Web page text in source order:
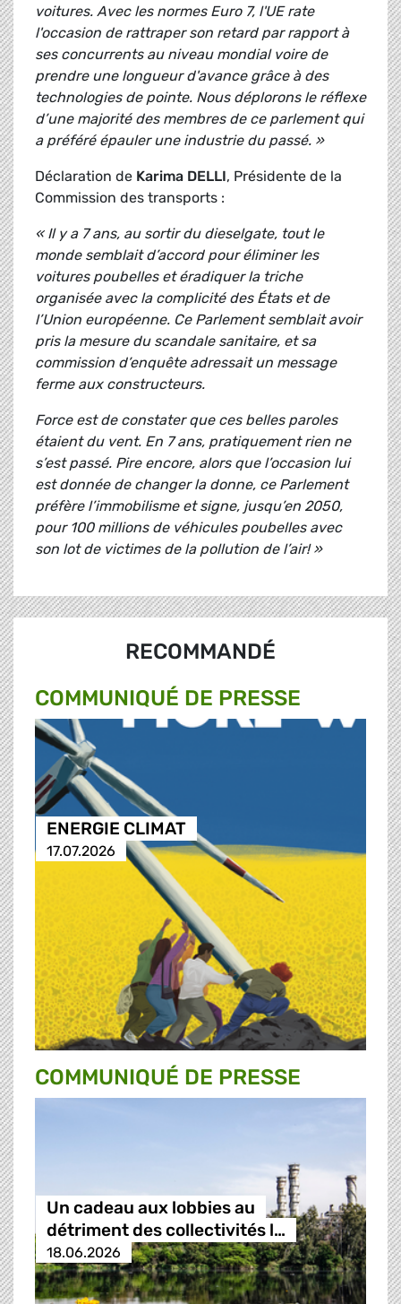
voitures. Avec les normes Euro 7, l'UE rate
l'occasion de rattraper son retard par rapport à
ses concurrents au niveau mondial voire de
prendre une longueur d'avance grâce à des
technologies de pointe. Nous déplorons le réflexe
d’une majorité des membres de ce parlement qui
a préféré épauler une industrie du passé. »
Déclaration de Karima DELLI, Présidente de la
Commission des transports :
« Il y a 7 ans, au sortir du dieselgate, tout le
monde semblait d’accord pour éliminer les
voitures poubelles et éradiquer la triche
organisée avec la complicité des États et de
l’Union européenne. Ce Parlement semblait avoir
pris la mesure du scandale sanitaire, et sa
commission d’enquête adressait un message
ferme aux constructeurs.
Force est de constater que ces belles paroles
étaient du vent. En 7 ans, pratiquement rien ne
s’est passé. Pire encore, alors que l’occasion lui
est donnée de changer la donne, ce Parlement
préfère l’immobilisme et signe, jusqu’en 2050,
pour 100 millions de véhicules poubelles avec
son lot de victimes de la pollution de l’air! »
RECOMMANDÉ
COMMUNIQUÉ DE PRESSE
ENERGIE CLIMAT
17.07.2026
COMMUNIQUÉ DE PRESSE
Un cadeau aux lobbies au
détriment des collectivités l…
18.06.2026